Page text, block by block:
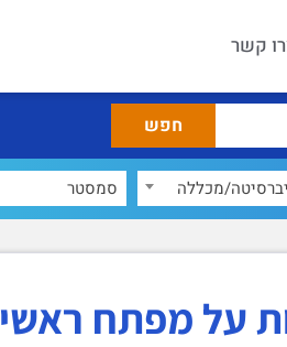
קשר
מכללה סמסטר
על מפתח ראשי